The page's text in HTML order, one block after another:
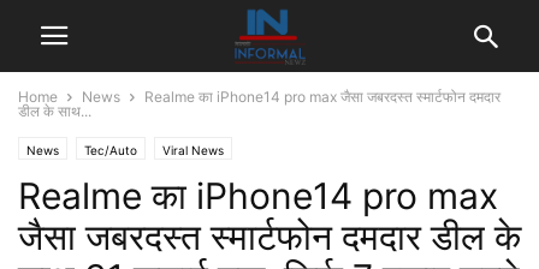
Home News
Realme का iPhone14 pro max जैसा जबरदस्त स्मार्टफोन दमदार
डील के साथ...
News Tec/Auto Viral News
Realme का iPhone14 pro max
जैसा जबरदस्त स्मार्टफोन दमदार डील के